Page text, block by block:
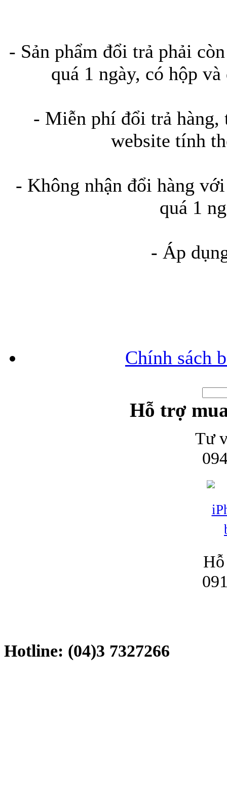
Ốp lưng iPhone
Bao da iPhone 5
Túi đựng iPad
Bao da Samsung
Bao da Samsung
- Sản phẩm đổi trả phải
quá 1 ngày, có hộp
- Miễn phí đổi trả hàng,
website tính
- Không nhận đổi hàng
quá 1
- Áp
Chính sách
Hỗ trợ
Tư
Hotline: (04)3 7327266